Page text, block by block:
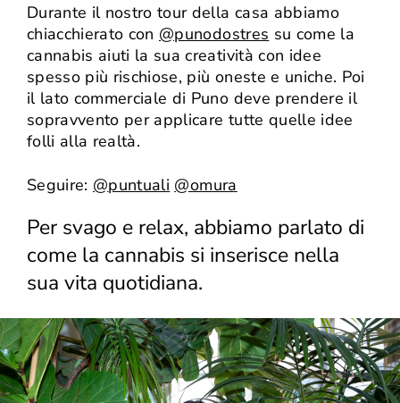
Durante il nostro tour della casa abbiamo
chiacchierato con @punodostres su come la
cannabis aiuti la sua creatività con idee
spesso più rischiose, più oneste e uniche. Poi
il lato commerciale di Puno deve prendere il
sopravvento per applicare tutte quelle idee
folli alla realtà.
Seguire: @puntuali @omura
Per svago e relax, abbiamo parlato di
come la cannabis si inserisce nella
sua vita quotidiana.